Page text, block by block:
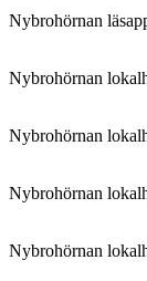
Nybrohörnan
Nybrohörnan
Nybrohörnan
Nybrohörnan
Nybrohörnan